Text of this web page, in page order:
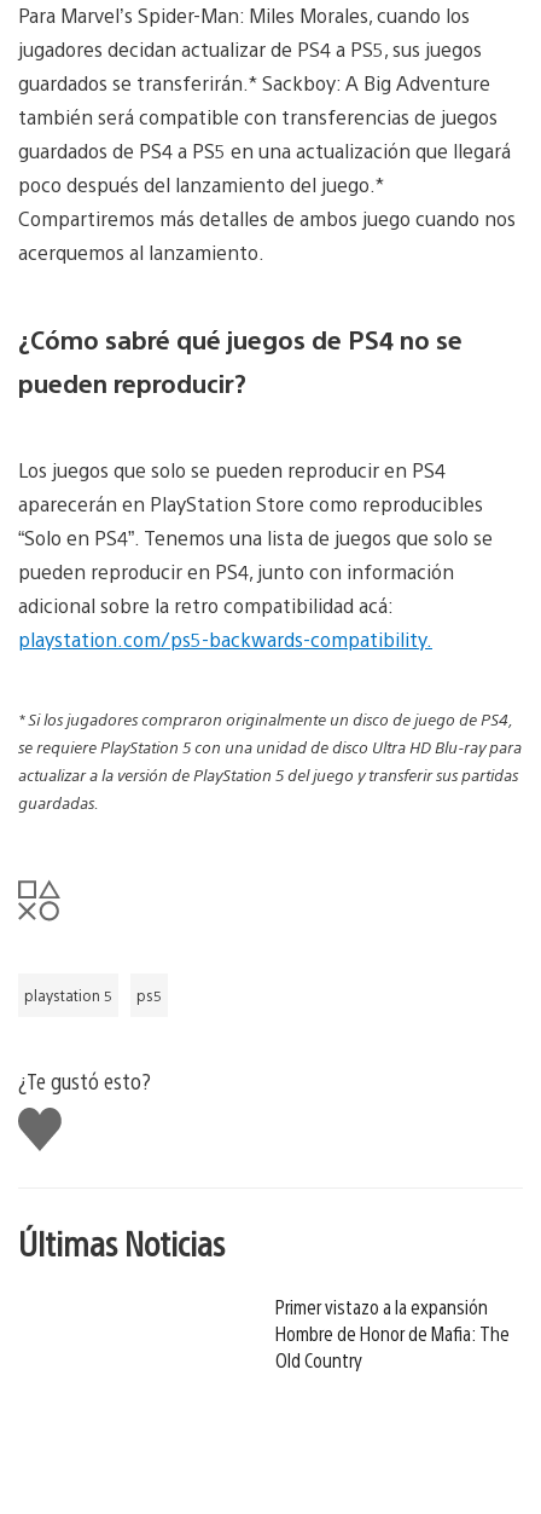
Para Marvel’s Spider-Man: Miles Morales, cuando los
jugadores decidan actualizar de PS4 a PS5, sus juegos
guardados se transferirán.* Sackboy: A Big Adventure
también será compatible con transferencias de juegos
guardados de PS4 a PS5 en una actualización que llegará
poco después del lanzamiento del juego.*
Compartiremos más detalles de ambos juego cuando nos
acerquemos al lanzamiento.
¿Cómo sabré qué juegos de PS4 no se
pueden reproducir?
Los juegos que solo se pueden reproducir en PS4
aparecerán en PlayStation Store como reproducibles
“Solo en PS4”. Tenemos una lista de juegos que solo se
pueden reproducir en PS4, junto con información
adicional sobre la retro compatibilidad acá:
playstation.com/ps5-backwards-compatibility.
* Si los jugadores compraron originalmente un disco de juego de PS4,
se requiere PlayStation 5 con una unidad de disco Ultra HD Blu-ray para
actualizar a la versión de PlayStation 5 del juego y transferir sus partidas
guardadas.
playstation 5 ps5
¿Te gustó esto?
Me
gusta
Últimas Noticias
Primer vistazo a la expansión
Hombre de Honor de Mafia: The
Old Country